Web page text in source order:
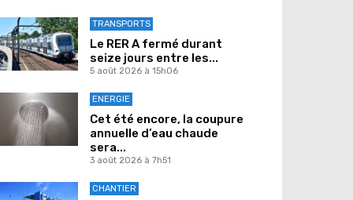
TRANSPORTS
Le RER A fermé durant
seize jours entre les...
5 août 2026 à 15h06
ENERGIE
Cet été encore, la coupure
annuelle d’eau chaude
sera...
3 août 2026 à 7h51
CHANTIER